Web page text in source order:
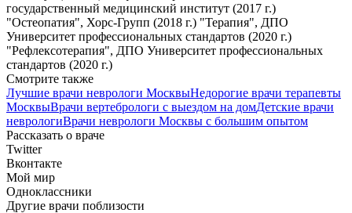
государственный медицинский институт (2017 г.)
"Остеопатия", Хорс-Групп (2018 г.) "Терапия", ДПО
Университет профессиональных стандартов (2020 г.)
"Рефлексотерапия", ДПО Университет профессиональных
стандартов (2020 г.)
Смотрите также
Лучшие врачи неврологи МосквыНедорогие врачи терапевты
МосквыВрачи вертебрологи с выездом на домДетские врачи
неврологиВрачи неврологи Москвы с большим опытом
Рассказать о враче
Twitter
Вконтакте
Мой мир
Одноклассники
Другие врачи поблизости